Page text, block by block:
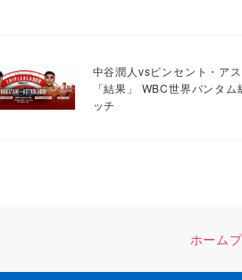
中谷潤人vsビンセント・ア
「結果」 WBC世界バンタ
ッチ
ホーム